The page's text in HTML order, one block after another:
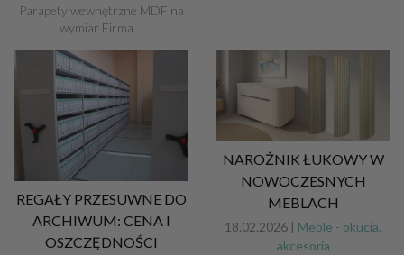
Parapety wewnętrzne MDF na
wymiar Firma…
REGAŁY PRZESUWNE DO
ARCHIWUM: CENA I
OSZCZĘDNOŚCI
NAROŻNIK ŁUKOWY W
NOWOCZESNYCH
MEBLACH
18.02.2026 | Meble - okucia,
akcesoria